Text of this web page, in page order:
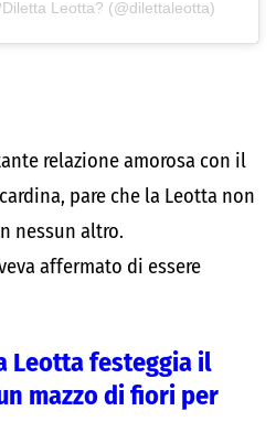
Leotta? (@dilettaleotta)
relazione amorosa con il
pare che la Leotta non
nessun altro.
affermato di essere
Leotta festeggia il
mazzo di fiori per